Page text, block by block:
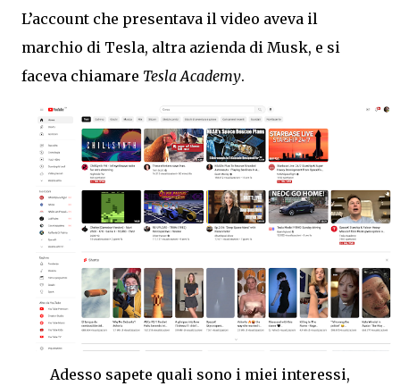
L’account che presentava il video aveva il
marchio di Tesla, altra azienda di Musk, e si
faceva chiamare Tesla Academy.
Adesso sapete quali sono i miei interessi,